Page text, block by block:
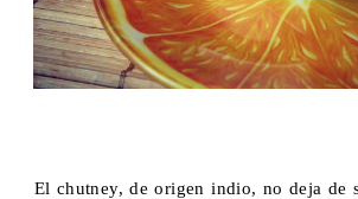
El chutney, de origen indio, no deja de